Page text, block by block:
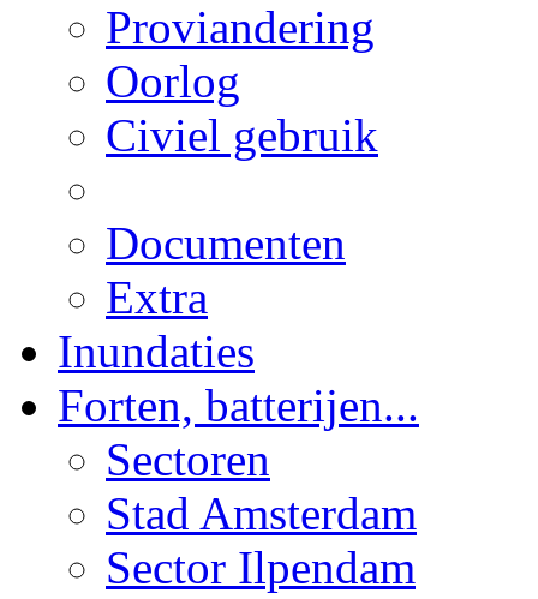
Proviandering
Oorlog
Civiel gebruik
Documenten
Extra
Inundaties
Forten, batterijen...
Sectoren
Stad Amsterdam
Sector Ilpendam